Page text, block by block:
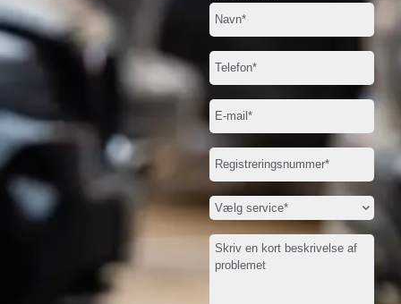
Navn*
(Påkrævet)
Telefon
(Påkrævet)
E-
mail
(Påkrævet)
Registreringsnummer*
(Påkrævet)
Vælg
service
(Påkrævet)
Beskriv
problemet